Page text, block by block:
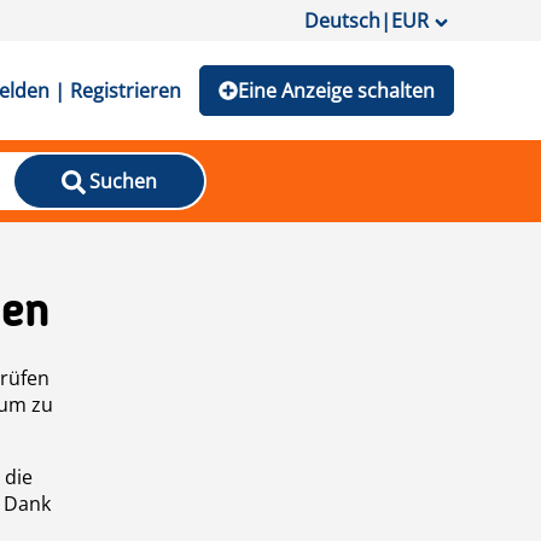
Deutsch|EUR
| Registrieren Eine Anzeige schalten
Suchen
zu
die